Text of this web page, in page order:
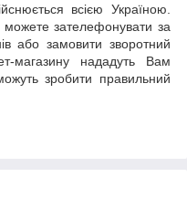
всією Україною.
зателефонувати за
або замовити зворотний
магазину нададуть Вам
зробити правильний